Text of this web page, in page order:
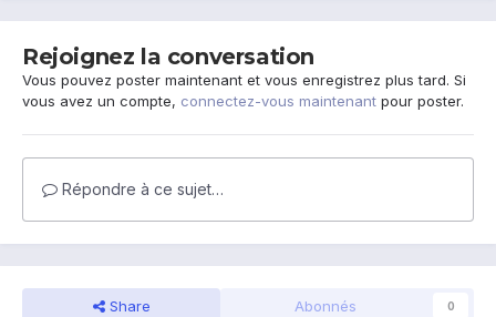
Rejoignez la conversation
Vous pouvez poster maintenant et vous enregistrez plus tard. Si
vous avez un compte, connectez-vous maintenant pour poster.
Répondre à ce sujet…
Share Abonnés 0